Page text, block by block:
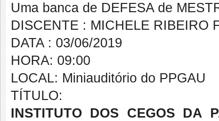
Uma banca de DEFESA de
DISCENTE : MICHELE RIBEIRO
DATA : 03/06/2019
HORA: 09:00
LOCAL: Miniauditório do PPGAU
TÍTULO:
INSTITUTO DOS CEGOS DA